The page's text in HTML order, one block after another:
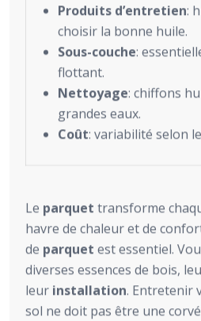
Produits d’entretien:
choisir la bonne huile.
Sous-couche:
flottant.
Nettoyage: chiffons
grandes eaux.
Coût: variabilité selon
Le parquet transforme
havre de chaleur et de
de parquet est essentiel.
diverses essences de bois,
leur installation. Entretenir
sol ne doit pas être une